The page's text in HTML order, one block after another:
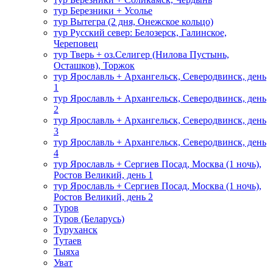
тур Березники + Усолье
тур Вытегра (2 дня, Онежское кольцо)
тур Русский север: Белозерск, Галинское,
Череповец
тур Тверь + оз.Селигер (Нилова Пустынь,
Осташков), Торжок
тур Ярославль + Архангельск, Северодвинск, день
1
тур Ярославль + Архангельск, Северодвинск, день
2
тур Ярославль + Архангельск, Северодвинск, день
3
тур Ярославль + Архангельск, Северодвинск, день
4
тур Ярославль + Сергиев Посад, Москва (1 ночь),
Ростов Великий, день 1
тур Ярославль + Сергиев Посад, Москва (1 ночь),
Ростов Великий, день 2
Туров
Туров (Беларусь)
Туруханск
Тутаев
Тыяха
Уват